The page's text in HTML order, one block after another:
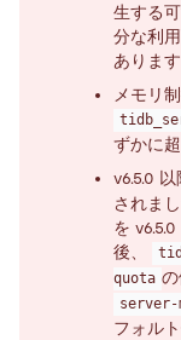
生する
分な利
あります
メモリ
ずかに
v6.5.0
されま
を
後、
quota
server-
フォル